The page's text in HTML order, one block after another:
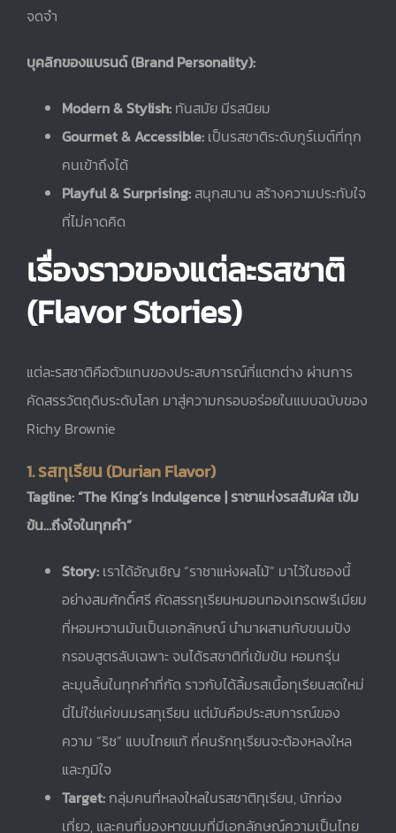
จดจำ
บุคลิกของแบรนด์ (Brand Personality):
Modern & Stylish: ทันสมัย มีรสนิยม
Gourmet & Accessible: เป็นรสชาติระดับกูร์เมต์ที่ทุก
คนเข้าถึงได้
Playful & Surprising: สนุกสนาน สร้างความประทับใจ
ที่ไม่คาดคิด
เรื่องราวของแต่ละรสชาติ
(Flavor Stories)
แต่ละรสชาติคือตัวแทนของประสบการณ์ที่แตกต่าง ผ่านการ
คัดสรรวัตถุดิบระดับโลก มาสู่ความกรอบอร่อยในแบบฉบับของ
Richy Brownie
1. รสทุเรียน (Durian Flavor)
Tagline: “The King’s Indulgence | ราชาแห่งรสสัมผัส เข้ม
ข้น…ถึงใจในทุกคำ”
Story: เราได้อัญเชิญ “ราชาแห่งผลไม้” มาไว้ในซองนี้
อย่างสมศักดิ์ศรี คัดสรรทุเรียนหมอนทองเกรดพรีเมียม
ที่หอมหวานมันเป็นเอกลักษณ์ นำมาผสานกับขนมปัง
กรอบสูตรลับเฉพาะ จนได้รสชาติที่เข้มข้น หอมกรุ่น
ละมุนลิ้นในทุกคำที่กัด ราวกับได้ลิ้มรสเนื้อทุเรียนสดใหม่
นี่ไม่ใช่แค่ขนมรสทุเรียน แต่มันคือประสบการณ์ของ
ความ “ริช” แบบไทยแท้ ที่คนรักทุเรียนจะต้องหลงใหล
และภูมิใจ
Target:กลุ่มคนที่หลงใหลในรสชาติทุเรียน, นักท่อง
เที่ยว, และคนที่มองหาขนมที่มีเอกลักษณ์ความเป็นไทย